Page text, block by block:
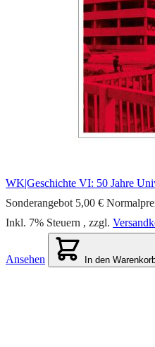
WK|Geschichte VI: 50 Jahre
Sonderangebot 5,00 €
Inkl. 7% Steuern , zzgl.
Ansehen In den